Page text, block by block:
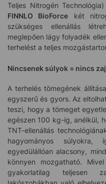
Teljes Nitrogén
FINNLO BioForce két
szükséges ellenállás
meglepően lágy folyadék
terhelést a teljes
Nincsenek súlyok = nincs
A terhelés tömegének
egyszerű és gyors. Az
teszi, hogy a tömeget
egészen 100 kg-ig, anélkül,
TNT-ellenállás
hagyományos
egyedülállóan alacsony,
könnyen mozgatható.
gyakorlatilag teljesen